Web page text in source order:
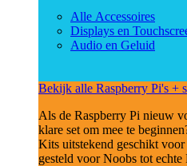
Alle Accessoires
Displays en
Audio en Geluid
Bekijk alle Raspberry Pi's +
Als de Raspberry Pi nieuw
klare set om mee te
Kits uitstekend geschikt
gesteld voor Noobs tot